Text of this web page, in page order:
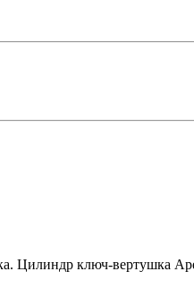
Цилиндр ключ-вертушка